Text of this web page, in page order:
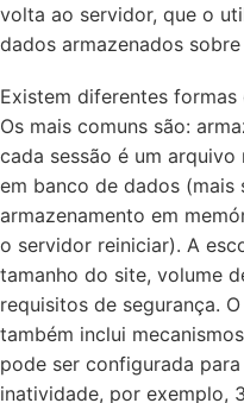
volta ao servidor, que o
dados armazenados
Existem diferentes formas
Os mais comuns são:
cada sessão é um
em banco de dados (mais
armazenamento em
o servidor reiniciar). A
tamanho do site, volume
requisitos de segurança.
também inclui
pode ser configurada
inatividade, por exemplo,